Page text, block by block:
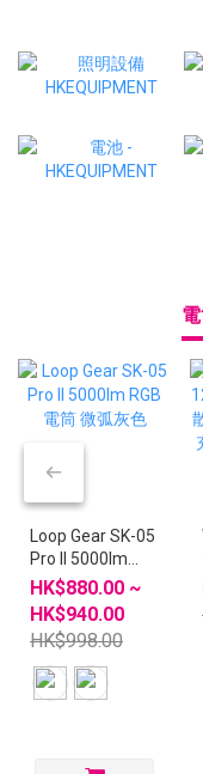
Loop Gear SK-05
Pro II 5000lm
RGB 電筒 微弧灰
色
HK$880.00 ~
HK$940.00
HK$998.00